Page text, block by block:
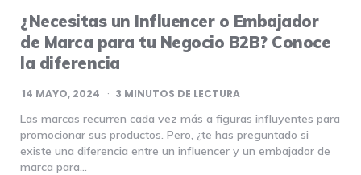
¿Necesitas un Influencer o Embajador
de Marca para tu Negocio B2B? Conoce
la diferencia
14 MAYO, 2024 3 MINUTOS DE LECTURA
Las marcas recurren cada vez más a figuras influyentes para
promocionar sus productos. Pero, ¿te has preguntado si
existe una diferencia entre un influencer y un embajador de
marca para…